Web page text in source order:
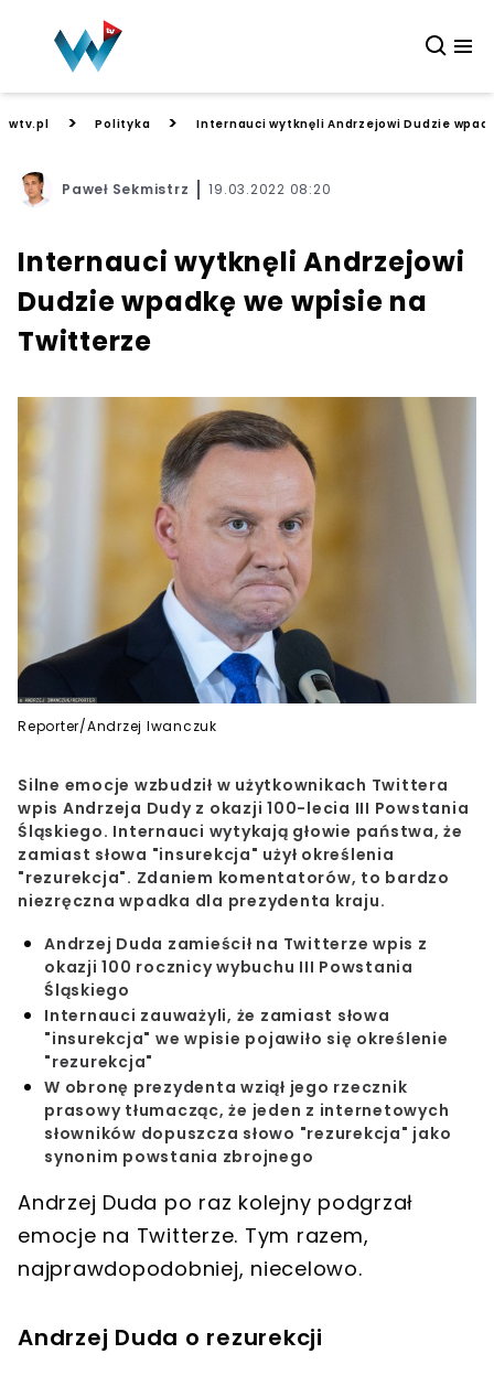
wtv.pl > Polityka > Internauci wytknęli Andrzejowi Dudzie
Paweł Sekmistrz 19.03.2022 08:20
Internauci wytknęli Andrzejowi
Dudzie wpadkę we wpisie na
Twitterze
Reporter/Andrzej Iwanczuk
Silne emocje wzbudził w użytkownikach Twittera
wpis Andrzeja Dudy z okazji 100-lecia III Powstania
Śląskiego. Internauci wytykają głowie państwa, że
zamiast słowa "insurekcja" użył określenia
"rezurekcja". Zdaniem komentatorów, to bardzo
niezręczna wpadka dla prezydenta kraju.
Andrzej Duda zamieścił na Twitterze wpis z
okazji 100 rocznicy wybuchu III Powstania
Śląskiego
Internauci zauważyli, że zamiast słowa
"insurekcja" we wpisie pojawiło się określenie
"rezurekcja"
W obronę prezydenta wziął jego rzecznik
prasowy tłumacząc, że jeden z internetowych
słowników dopuszcza słowo "rezurekcja" jako
synonim powstania zbrojnego
Andrzej Duda po raz kolejny podgrzał
emocje na Twitterze. Tym razem,
najprawdopodobniej, niecelowo.
Andrzej Duda o rezurekcji